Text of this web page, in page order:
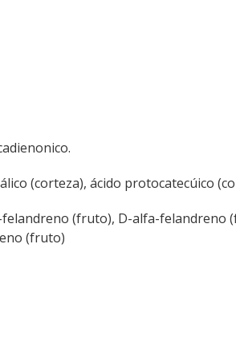
(corteza), ácido protocatecúico
(fruto), D-alfa-felandreno
(fruto)